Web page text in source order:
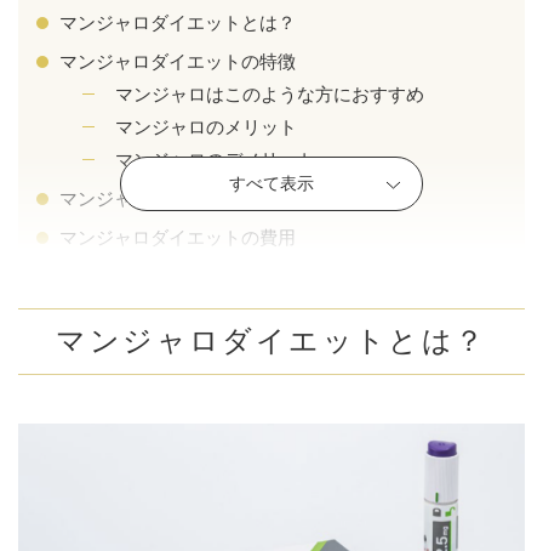
マンジャロダイエットとは？
マンジャロダイエットの特徴
マンジャロはこのような方におすすめ
マンジャロのメリット
マンジャロのデメリット
マンジャロダイエットの副作用
マンジャロダイエットの費用
マンジャロダイエットの注意点について
副作用の対策
すべて表示
マンジャロダイエットとは？